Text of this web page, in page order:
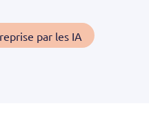
par les IA